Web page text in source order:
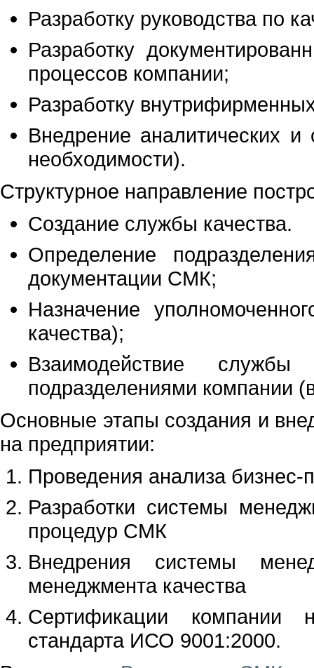
Разработку руководства по
Разработку
процессов компании;
Разработку
Внедрение аналитических и
необходимости).
Структурное направление
Создание службы качества.
Определение
документации СМК;
Назначение
качества);
Взаимодействие
подразделениями компании
Основные этапы создания и
на предприятии:
Проведения анализа бизнес-
Разработки системы
процедур СМК
Внедрения системы
менеджмента качества
Сертификации компании
стандарта ИСО 9001:2000.